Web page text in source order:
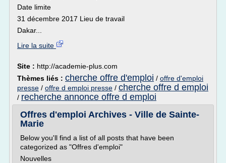
Date limite
31 décembre 2017 Lieu de travail
Dakar...
Lire la suite
Site : http://academie-plus.com
Thèmes liés : cherche offre d'emploi / offre d'emploi
presse / offre d emploi presse / cherche offre d emploi
/ recherche annonce offre d emploi
Offres d'emploi Archives - Ville de Sainte-
Marie
Below you'll find a list of all posts that have been
categorized as "Offres d'emploi"
Nouvelles